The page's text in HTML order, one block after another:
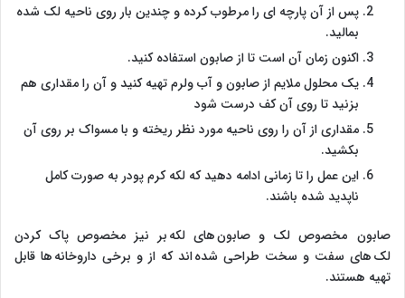
پس از آن پارچه ای را مرطوب کرده و چندین بار روی ناحیه لک شده
بمالید.
اکنون زمان آن است تا از صابون استفاده کنید.
یک محلول ملایم از صابون و آب ولرم تهیه کنید و آن را مقداری هم
بزنید تا روی آن کف درست شود
مقداری از آن را روی ناحیه مورد نظر ریخته و با مسواک بر روی آن
بکشید.
این عمل را تا زمانی ادامه دهید که لکه کرم پودر به صورت کامل
ناپدید شده باشند.
صابون مخصوص لک و صابون های لکه بر نیز مخصوص پاک کردن
لک های سفت و سخت طراحی شده اند که از و برخی داروخانه ها قابل
تهیه هستند.